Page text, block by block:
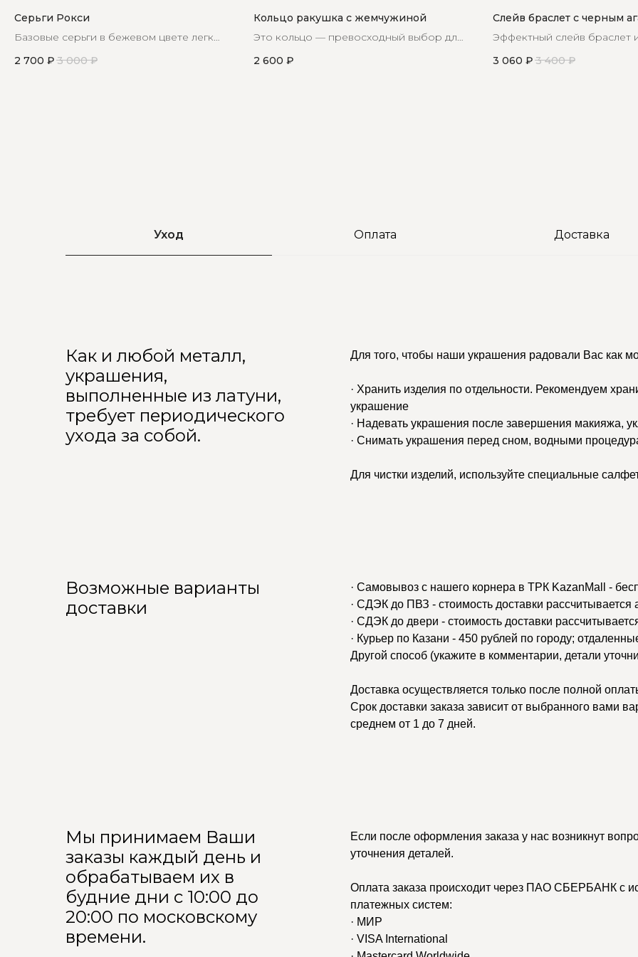
Серьги Рокси
Базовые серьги в бежевом цвете легко
2 700 ₽ 3 000 ₽
Кольцо ракушка с жемчужиной
Это кольцо — превосходный выбор для
морском стиле
2 600 ₽
Слейв браслет с черным
Эффектный слейв браслет
самых классных образов
3 060 ₽ 3 400 ₽
Уход Оплата Доставка
Как и любой металл,
украшения,
выполненные из латуни,
требует периодического
ухода за собой.
Для того, чтобы наши украшения радовали Вас как
· Хранить изделия по отдельности. Рекомендуем
украшение
· Надевать украшения после завершения макияжа,
· Снимать украшения перед сном, водными
Для чистки изделий, используйте специальные
Возможные варианты
доставки
· Самовывоз с нашего корнера в ТРК KazanMall -
· СДЭК до ПВЗ - стоимость доставки
· СДЭК до двери - стоимость доставки
· Курьер по Казани - 450 рублей по городу;
Другой способ (укажите в комментарии, детали
Доставка осуществляется только после полной
Срок доставки заказа зависит от выбранного вами
среднем от 1 до 7 дней.
Мы принимаем Ваши
заказы каждый день и
обрабатываем их в
будние дни с 10:00 до
20:00 по московскому
времени.
Если после оформления заказа у нас возникнут
уточнения деталей.
Оплата заказа происходит через ПАО СБЕРБАНК с
платежных систем:
· МИР
· VISA International